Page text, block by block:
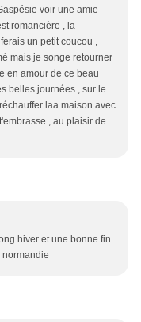
voir une amie
romancière , la
un petit coucou ,
mais je songe retourner
en amour de ce beau
belles journées , sur le
laa maison avec
, au plaisir de
hiver et une bonne fin